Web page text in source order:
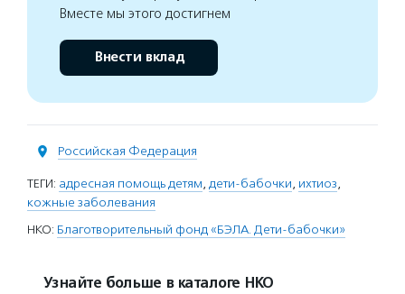
Вместе мы этого достигнем
Внести вклад
Российская Федерация
ТЕГИ: адресная помощь детям, дети-бабочки, ихтиоз,
кожные заболевания
НКО: Благотворительный фонд «БЭЛА. Дети-бабочки»
Узнайте больше в каталоге НКО